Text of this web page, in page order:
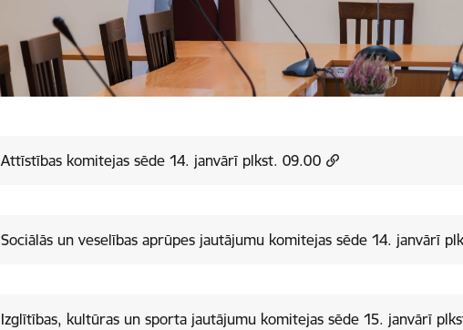
Attīstības komitejas sēde 14. janvārī plkst. 09.00
Sociālās un veselības aprūpes jautājumu komitejas sēde 14. janvārī
Izglītības, kultūras un sporta jautājumu komitejas sēde 15. janvārī